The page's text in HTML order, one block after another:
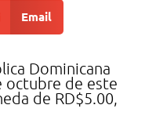
Email
Dominicana
octubre de este
de RD$5.00,